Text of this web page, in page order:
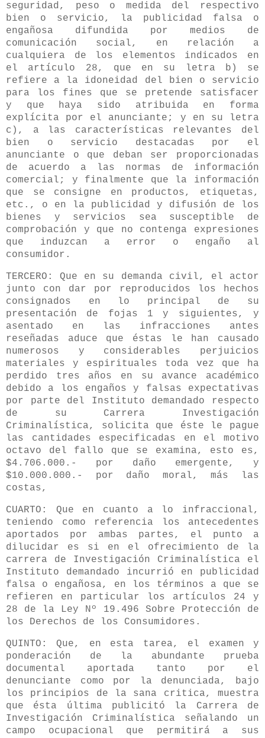
seguridad, peso o medida del respectivo
bien o servicio, la publicidad falsa o
engañosa difundida por medios de
comunicación social, en relación a
cualquiera de los elementos indicados en
el artículo 28, que en su letra b) se
refiere a la idoneidad del bien o servicio
para los fines que se pretende satisfacer
y que haya sido atribuida en forma
explícita por el anunciante; y en su letra
c), a las características relevantes del
bien o servicio destacadas por el
anunciante o que deban ser proporcionadas
de acuerdo a las normas de información
comercial; y finalmente que la información
que se consigne en productos, etiquetas,
etc., o en la publicidad y difusión de los
bienes y servicios sea susceptible de
comprobación y que no contenga expresiones
que induzcan a error o engaño al
consumidor.
TERCERO: Que en su demanda civil, el actor
junto con dar por reproducidos los hechos
consignados en lo principal de su
presentación de fojas 1 y siguientes, y
asentado en las infracciones antes
reseñadas aduce que éstas le han causado
numerosos y considerables perjuicios
materiales y espirituales toda vez que ha
perdido tres años en su avance académico
debido a los engaños y falsas expectativas
por parte del Instituto demandado respecto
de su Carrera Investigación
Criminalística, solicita que éste le pague
las cantidades especificadas en el motivo
octavo del fallo que se examina, esto es,
$4.706.000.- por daño emergente, y
$10.000.000.- por daño moral, más las
costas,
CUARTO: Que en cuanto a lo infraccional,
teniendo como referencia los antecedentes
aportados por ambas partes, el punto a
dilucidar es si en el ofrecimiento de la
carrera de Investigación Criminalística el
Instituto demandado incurrió en publicidad
falsa o engañosa, en los términos a que se
refieren en particular los artículos 24 y
28 de la Ley Nº 19.496 Sobre Protección de
los Derechos de los Consumidores.
QUINTO: Que, en esta tarea, el examen y
ponderación de la abundante prueba
documental aportada tanto por el
denunciante como por la denunciada, bajo
los principios de la sana critica, muestra
que ésta última publicitó la Carrera de
Investigación Criminalística señalando un
campo ocupacional que permitirá a sus